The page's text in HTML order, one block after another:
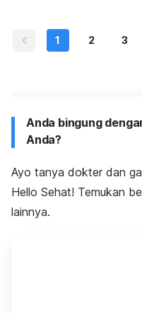
1 2 3
Anda bingung
Anda?
Ayo tanya dokter dan
Hello Sehat! Temukan
lainnya.